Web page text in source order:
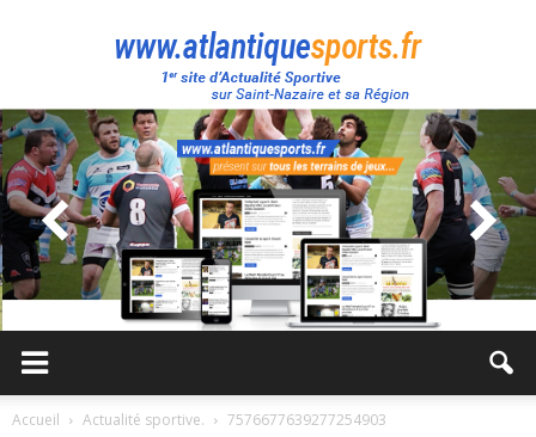
Atlantique
Sport
Accueil Actualité sportive. 7576677639277254903